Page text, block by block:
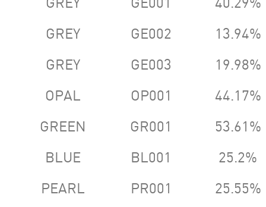
GREY
GE002
13.94%
GREY
GE003
19.98%
OPAL
OP001
44.17%
GREEN
GR001
53.61%
BLUE
BL001
25.2%
PEARL
PR001
25.55%